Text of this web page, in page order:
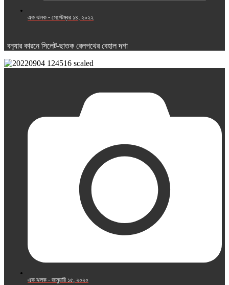
এক ঝলক - সেপ্টেম্বর ১৪, ২০২২
বন‌্যার কারনে সিলেট-ছাতক রেলপথের বেহাল দশা
এক ঝলক - জানুয়ারি ১৫, ২০২০